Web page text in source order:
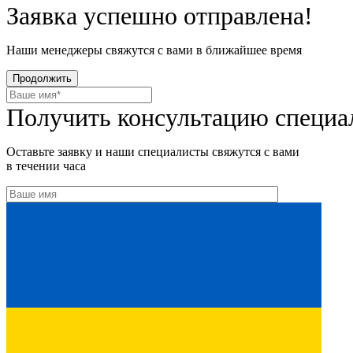
Заявка успешно отправлена!
Наши менеджеры свяжутся с вами в ближайшее время
Продолжить
Получить консультацию
Оставьте заявку и наши специалисты свяжутся с вами
в течении часа